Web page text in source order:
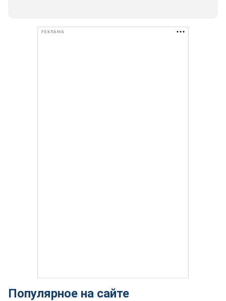
РЕКЛАМА
Популярное на сайте